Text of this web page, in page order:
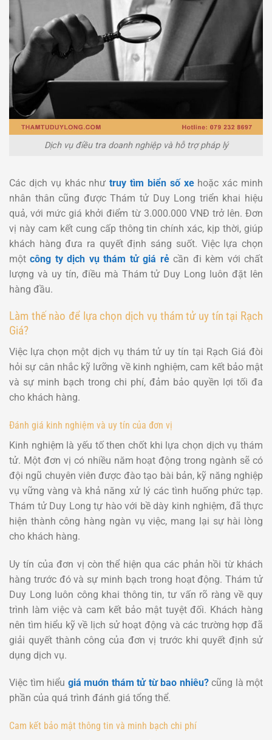
Dịch vụ điều tra doanh nghiệp và hỗ trợ pháp lý
Các dịch vụ khác nhưtruy tìm biển số xehoặc xác minh
nhân thân cũng được Thám tử Duy Long triển khai hiệu
quả, với mức giá khởi điểm từ 3.000.000 VNĐ trở lên. Đơn
vị này cam kết cung cấp thông tin chính xác, kịp thời, giúp
khách hàng đưa ra quyết định sáng suốt. Việc lựa chọn
mộtcông ty dịch vụ thám tử giá rẻcần đi kèm với chất
lượng và uy tín, điều mà Thám tử Duy Long luôn đặt lên
hàng đầu.
Làm thế nào để lựa chọn dịch vụ thám tử uy tín tại Rạch
Giá?
Việc lựa chọn một dịch vụ thám tử uy tín tại Rạch Giá đòi
hỏi sự cân nhắc kỹ lưỡng về kinh nghiệm, cam kết bảo mật
và sự minh bạch trong chi phí, đảm bảo quyền lợi tối đa
cho khách hàng.
Đánh giá kinh nghiệm và uy tín của đơn vị
Kinh nghiệm là yếu tố then chốt khi lựa chọn dịch vụ thám
tử. Một đơn vị có nhiều năm hoạt động trong ngành sẽ có
đội ngũ chuyên viên được đào tạo bài bản, kỹ năng nghiệp
vụ vững vàng và khả năng xử lý các tình huống phức tạp.
Thám tử Duy Long tự hào với bề dày kinh nghiệm, đã thực
hiện thành công hàng ngàn vụ việc, mang lại sự hài lòng
cho khách hàng.
Uy tín của đơn vị còn thể hiện qua các phản hồi từ khách
hàng trước đó và sự minh bạch trong hoạt động. Thám tử
Duy Long luôn công khai thông tin, tư vấn rõ ràng về quy
trình làm việc và cam kết bảo mật tuyệt đối. Khách hàng
nên tìm hiểu kỹ về lịch sử hoạt động và các trường hợp đã
giải quyết thành công của đơn vị trước khi quyết định sử
dụng dịch vụ.
Việc tìm hiểu giá muớn thám tử từ bao nhiêu?cũng là một
phần của quá trình đánh giá tổng thể.
Cam kết bảo mật thông tin và minh bạch chi phí